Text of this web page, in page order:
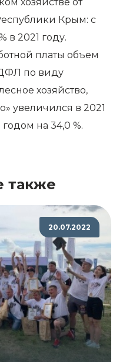
Крым: с
в 2021 году.
платы объем
по виду
хозяйство,
увеличился в 2021
на 34,0 %.
также
20.07.2022